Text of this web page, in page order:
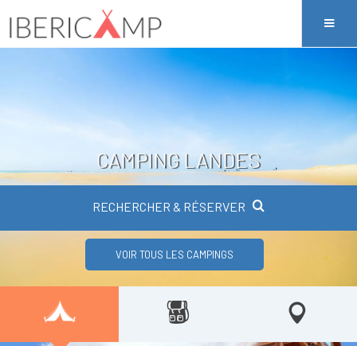
CAMPING LANDES
RECHERCHER & RÉSERVER
VOIR TOUS LES CAMPINGS